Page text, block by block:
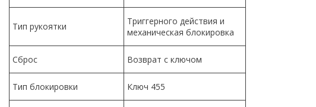
Тип рукоятки
Триггерного действия и
механическая блокировка
Сброс Возврат с ключом
Тип блокировки Ключ 455